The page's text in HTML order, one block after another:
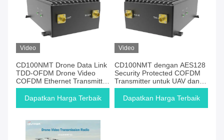
Video
CD100NMT Drone Data Link
TDD-OFDM Drone Video
COFDM Ethernet Transmitter
dan Receiver
Dapatkan Harga Terbaik
Video
CD100NMT dengan AES128
Security Protected COFDM
Transmitter untuk UAV dan
Drone
Dapatkan Harga Terbaik